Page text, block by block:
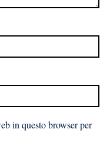
in questo browser per